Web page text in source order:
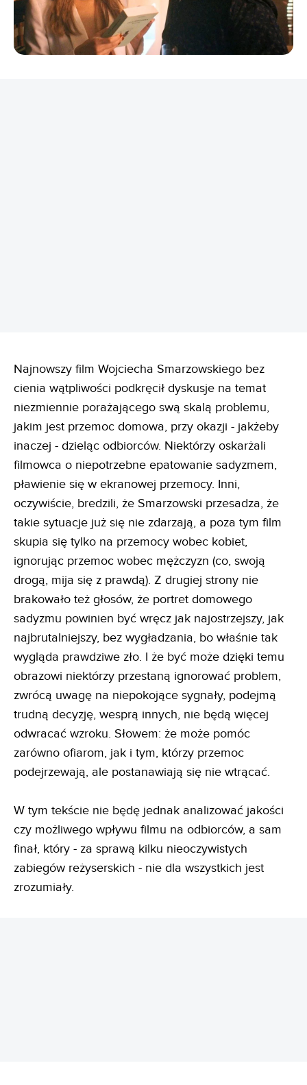
Najnowszy film Wojciecha Smarzowskiego bez
cienia wątpliwości podkręcił dyskusje na temat
niezmiennie porażającego swą skalą problemu,
jakim jest przemoc domowa, przy okazji - jakżeby
inaczej - dzieląc odbiorców. Niektórzy oskarżali
filmowca o niepotrzebne epatowanie sadyzmem,
pławienie się w ekranowej przemocy. Inni,
oczywiście, bredzili, że Smarzowski przesadza, że
takie sytuacje już się nie zdarzają, a poza tym film
skupia się tylko na przemocy wobec kobiet,
ignorując przemoc wobec mężczyzn (co, swoją
drogą, mija się z prawdą). Z drugiej strony nie
brakowało też głosów, że portret domowego
sadyzmu powinien być wręcz jak najostrzejszy, jak
najbrutalniejszy, bez wygładzania, bo właśnie tak
wygląda prawdziwe zło. I że być może dzięki temu
obrazowi niektórzy przestaną ignorować problem,
zwrócą uwagę na niepokojące sygnały, podejmą
trudną decyzję, wesprą innych, nie będą więcej
odwracać wzroku. Słowem: że może pomóc
zarówno ofiarom, jak i tym, którzy przemoc
podejrzewają, ale postanawiają się nie wtrącać.
W tym tekście nie będę jednak analizować jakości
czy możliwego wpływu filmu na odbiorców, a sam
finał, który - za sprawą kilku nieoczywistych
zabiegów reżyserskich - nie dla wszystkich jest
zrozumiały.